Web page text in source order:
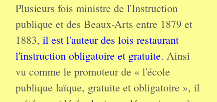
Plusieurs fois ministre de l'Instruction
publique et des Beaux-Arts entre 1879 et
1883, il est l'auteur des lois restaurant
l'instruction obligatoire et gratuite. Ainsi
vu comme le promoteur de « l'école
publique laïque, gratuite et obligatoire », il